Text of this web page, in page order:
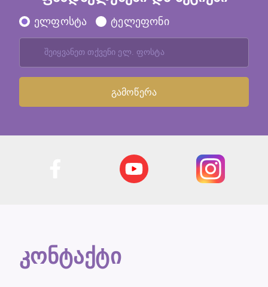
ელფოსტა ტელეფონი
კონტაქტი